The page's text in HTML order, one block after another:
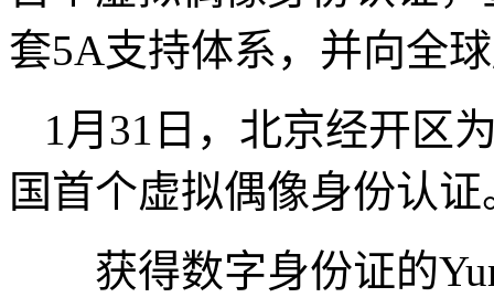
套5A支持体系，并向全
1月31日，北京经开区
国首个虚拟偶像身份认
获得数字身份证的